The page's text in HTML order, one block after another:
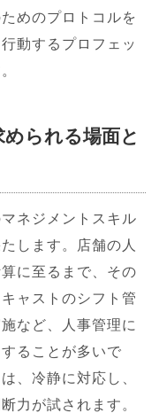
めのプロトコルを
動するプロフェッ
られる場面と
ネジメントスキル
します。店舗の人
に至るまで、その
ャストのシフト管
など、人事管理に
ることが多いで
、冷静に対応し、
力が試されます。